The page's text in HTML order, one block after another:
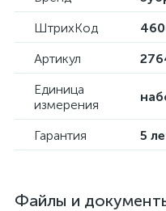
ШтрихКод
Артикул
Единица
измерения
Гарантия 5
Файлы и